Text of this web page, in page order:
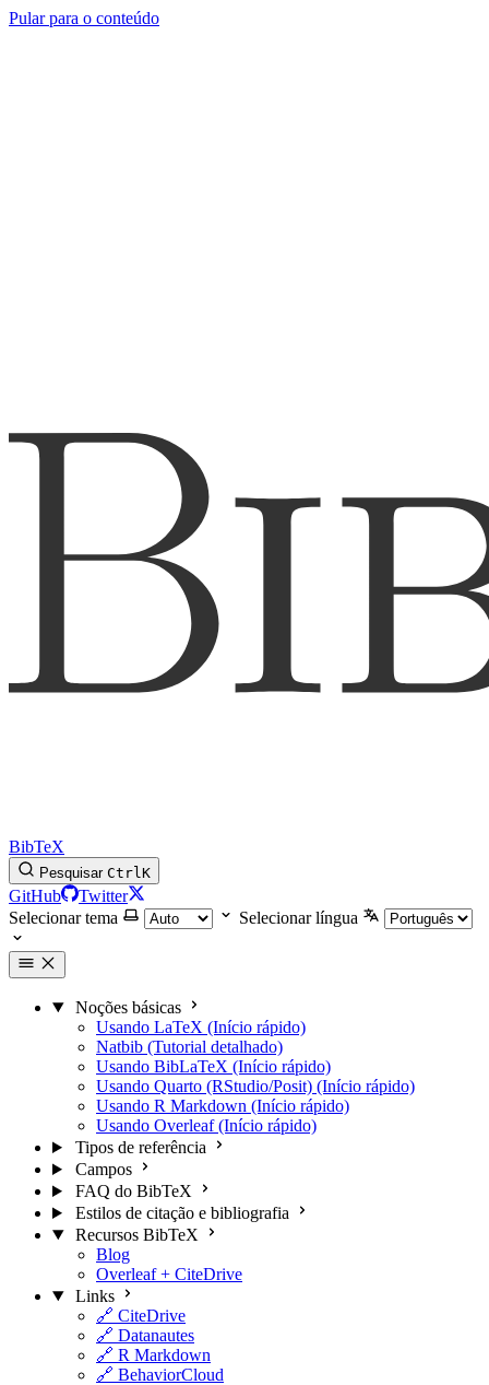
Pular para o conteúdo
BibTeX
Pesquisar CtrlK
GitHub
Twitter
Selecionar tema
Selecionar língua
Noções básicas
Usando LaTeX (Início rápido)
Natbib (Tutorial detalhado)
Usando BibLaTeX (Início rápido)
Usando Quarto (RStudio/Posit) (Início rápido)
Usando R Markdown (Início rápido)
Usando Overleaf (Início rápido)
Tipos de referência
Campos
FAQ do BibTeX
Estilos de citação e bibliografia
Recursos BibTeX
Blog
Overleaf + CiteDrive
Links
🔗 CiteDrive
🔗 Datanautes
🔗 R Markdown
🔗 BehaviorCloud